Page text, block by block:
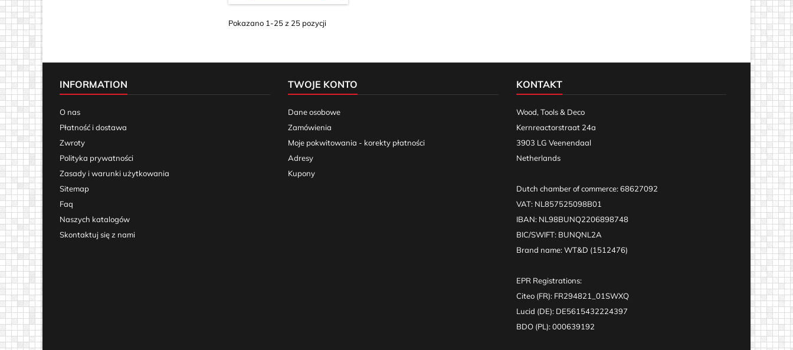
Pokazano 1-25 z 25 pozycji
INFORMATION
O nas
Płatność i dostawa
Zwroty
Polityka prywatności
Zasady i warunki użytkowania
Sitemap
Faq
Naszych katalogów
Skontaktuj się z nami
TWOJE KONTO
Dane osobowe
Zamówienia
Moje pokwitowania - korekty płatności
Adresy
Kupony
KONTAKT
Wood, Tools & Deco
Kernreactorstraat 24a
3903 LG Veenendaal
Netherlands
Dutch chamber of commerce: 68627092
VAT: NL857525098B01
IBAN: NL98BUNQ2206898748
BIC/SWIFT: BUNQNL2A
Brand name: WT&D (1512476)
EPR Registrations:
Citeo (FR): FR294821_01SWXQ
Lucid (DE): DE5615432224397
BDO (PL): 000639192